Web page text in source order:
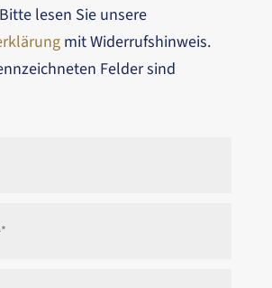
lesen Sie unsere
mit Widerrufshinweis.
Felder sind